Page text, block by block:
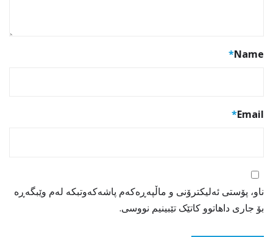
Name
*
Email
*
ناو، پۆستی ئەلیکترۆنی و ماڵپەڕەکەم پاشەکەوتبکە لەم وێبگەڕە
بۆ جاری داهاتوو کاتێک تێبینیم نووسی.